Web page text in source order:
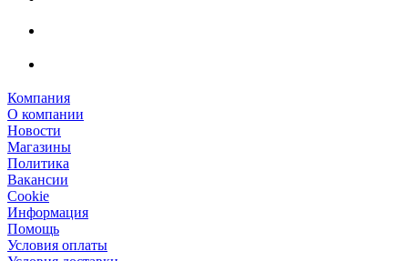
Компания
О компании
Новости
Магазины
Политика
Вакансии
Сookie
Информация
Помощь
Условия оплаты